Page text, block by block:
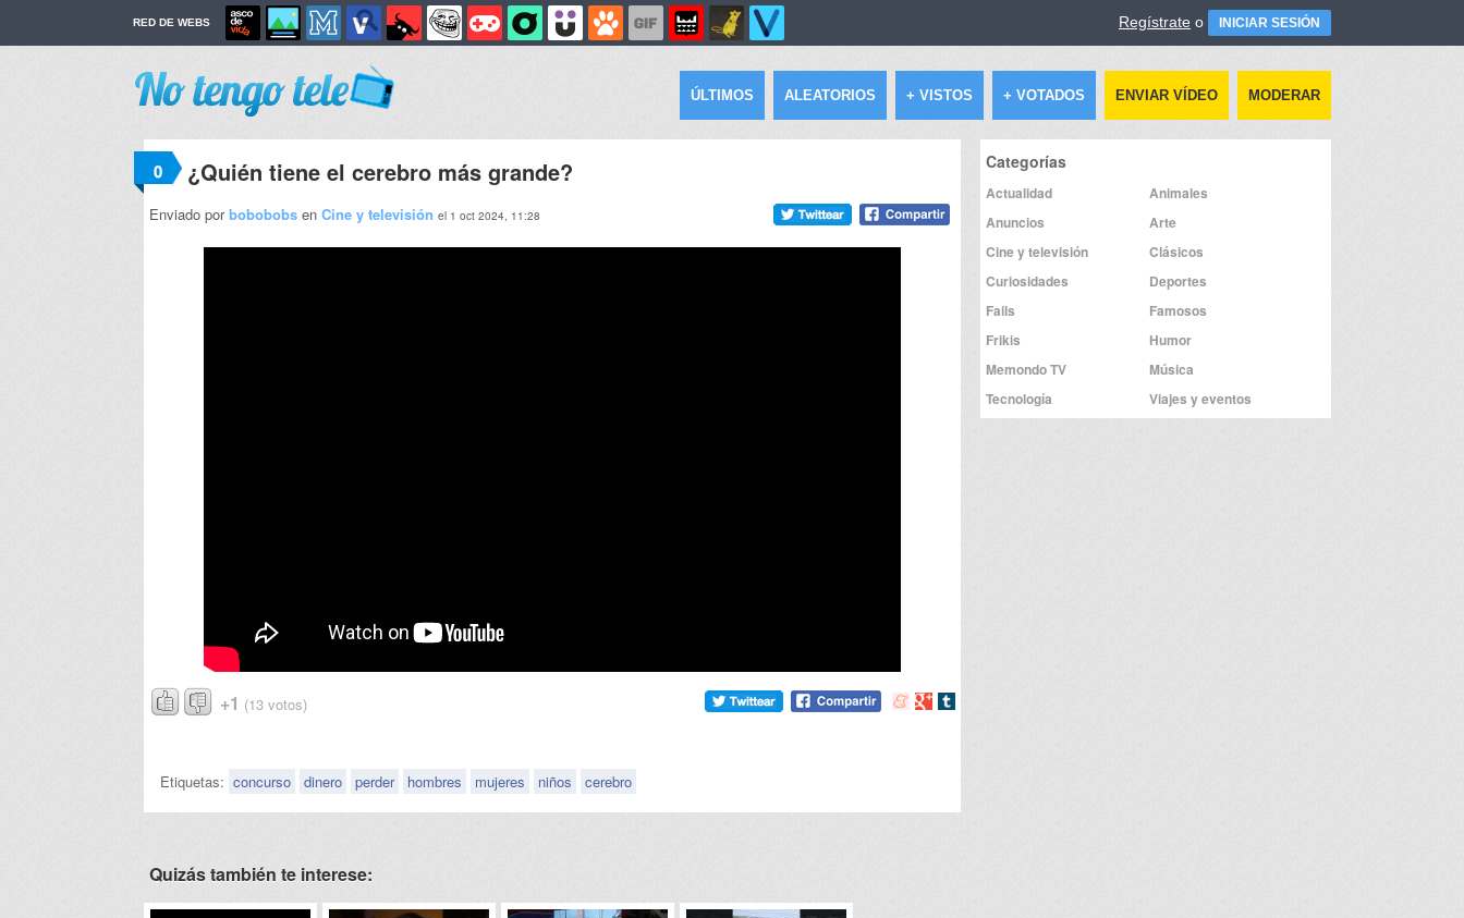
RED DE WEBS Regístrate o INICIAR SESIÓN
ÚLTIMOS ALEATORIOS + VISTOS + VOTADOS ENVIAR VÍDEO MODERAR
0 ¿Quién tiene el cerebro más grande?
Enviado porbobobobs en Cine y televisión el 1 oct 2024, 11:28
+1 (13 votos)
Compartir
Compartir
Compartir
Etiquetas: concurso dinero perder hombres mujeres niños cerebro
Quizás también te interese:
Categorías
Actualidad
Animales
Anuncios
Arte
Cine y televisión
Clásicos
Curiosidades
Deportes
Fails
Famosos
Frikis
Humor
Memondo TV
Música
Tecnología
Viajes y eventos